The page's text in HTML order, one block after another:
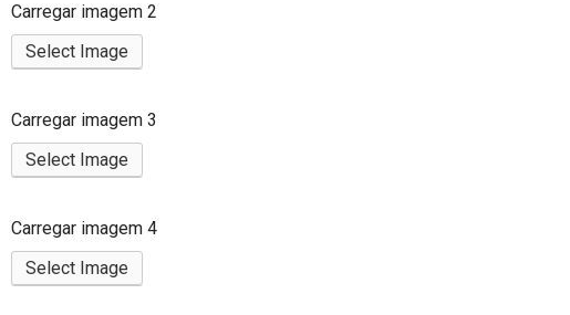
Carregar imagem 2
Select Image
Carregar imagem 3
Select Image
Carregar imagem 4
Select Image